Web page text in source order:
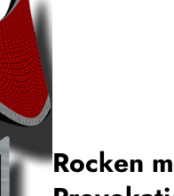
Rocken